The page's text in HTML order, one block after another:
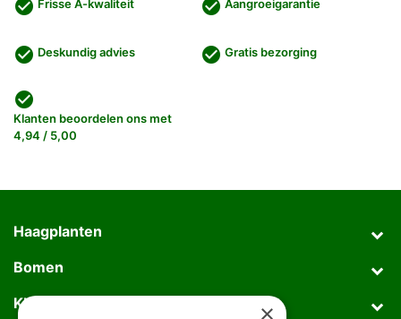
check_circle Frisse A-kwaliteit check_circle Aangroeigarantie
check_circle Deskundig advies check_circle Gratis bezorging
check_circle
Klanten beoordelen ons met
4,94 / 5,00
Haagplanten
Bomen
Klantenservice